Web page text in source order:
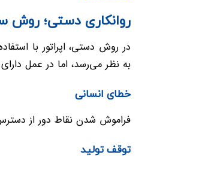
روانکاری دستی؛ روش
در روش دستی، اپراتور با
به نظر می‌رسد، اما در عمل
خطای انسانی
فراموش شدن نقاط دور از
توقف تولید